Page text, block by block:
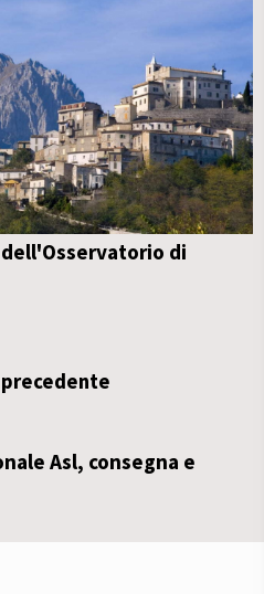
di
Asl, consegna e